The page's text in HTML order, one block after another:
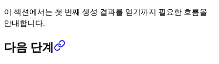
이 섹션에서는 첫 번째 생성 결과를 얻기까지 필요한 흐름을
안내합니다.
다음 단계